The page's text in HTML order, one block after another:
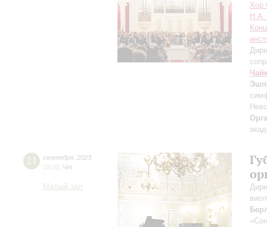
Хор
Н.А.
21 сентября 2023
19:00 Чт
Малый зал